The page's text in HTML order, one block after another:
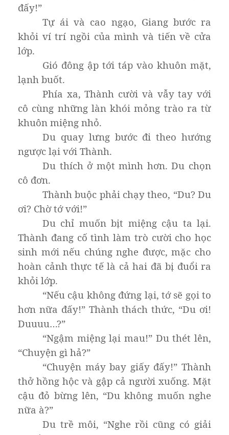
đấy!”
Tự ái và cao ngạo, Giang bước ra
khỏi ví trí ngồi của mình và tiến về cửa
lớp.
Gió đông ập tới táp vào khuôn mặt,
lạnh buốt.
Phía xa, Thành cười và vẫy tay với
cô cùng những làn khói mỏng trào ra từ
khuôn miệng nhỏ.
Du quay lưng bước đi theo hướng
ngược lại với Thành.
Du thích ở một mình hơn. Du chọn
cô đơn.
Thành buộc phải chạy theo, “Du? Du
ơi? Chờ tớ với!”
Du chỉ muốn bịt miệng cậu ta lại.
Thành đang cố tình làm trò cười cho học
sinh mới nếu chúng nghe được, mặc cho
hoàn cảnh thực tế là cả hai đã bị đuổi ra
khỏi lớp.
“Nếu cậu không đứng lại, tớ sẽ gọi to
hơn nữa đấy!” Thành thách thức, “Du ơi!
Duuuu…?”
“Ngậm miệng lại mau!” Du thét lên,
“Chuyện gì hả?”
“Chuyện máy bay giấy đấy!” Thành
thở hồng hộc và gập cả người xuống. Mặt
cậu đỏ bừng lên, “Du không muốn nghe
nữa à?”
Du trề môi, “Nghe rồi cũng có giải